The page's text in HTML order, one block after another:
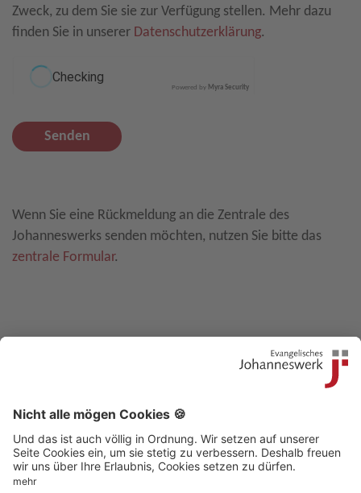
Zweck, zu dem Sie sie zur Verfügung stellen. Mehr dazu
finden Sie in unserer Datenschutzerklärung.
Powered by Myra Security
Senden
Wenn Sie eine Rückmeldung an die Zentrale des
Johanneswerks senden möchten, nutzen Sie bitte das
zentrale Formular.